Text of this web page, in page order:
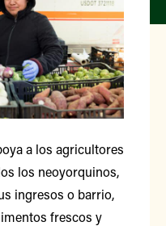
a los agricultores
los neoyorquinos,
ingresos o barrio,
frescos y